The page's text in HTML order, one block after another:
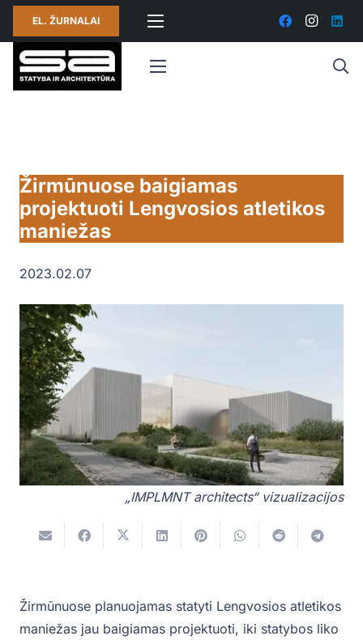
EL. ŽURNALAI
Žirmūnuose baigiamas
projektuoti Lengvosios atletikos
maniežas
2023.02.07
„IMPLMNT architects“ vizualizacijos
Žirmūnuose planuojamas statyti Lengvosios atletikos
maniežas jau baigiamas projektuoti, iki statybos liko